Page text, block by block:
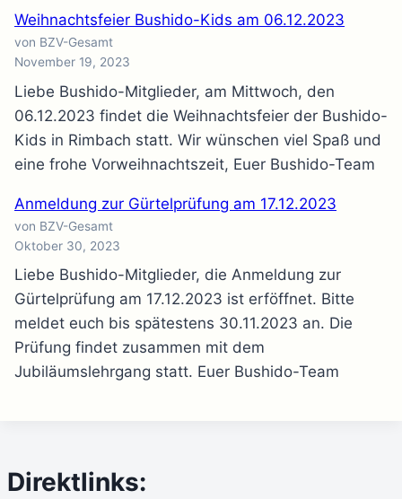
Weihnachtsfeier Bushido-Kids am 06.12.2023
von BZV-Gesamt
November 19, 2023
Liebe Bushido-Mitglieder, am Mittwoch, den
06.12.2023 findet die Weihnachtsfeier der Bushido-
Kids in Rimbach statt. Wir wünschen viel Spaß und
eine frohe Vorweihnachtszeit, Euer Bushido-Team
Anmeldung zur Gürtelprüfung am 17.12.2023
von BZV-Gesamt
Oktober 30, 2023
Liebe Bushido-Mitglieder, die Anmeldung zur
Gürtelprüfung am 17.12.2023 ist erföffnet. Bitte
meldet euch bis spätestens 30.11.2023 an. Die
Prüfung findet zusammen mit dem
Jubiläumslehrgang statt. Euer Bushido-Team
Direktlinks: